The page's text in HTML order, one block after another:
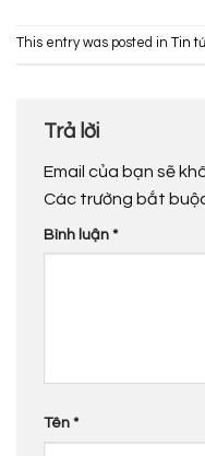
This entry was posted in Tin
Trả lời
Email của bạn sẽ
Các trường bắt
Bình luận *
Tên *